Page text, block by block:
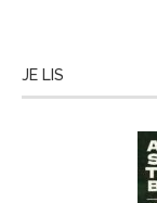
JE LIS